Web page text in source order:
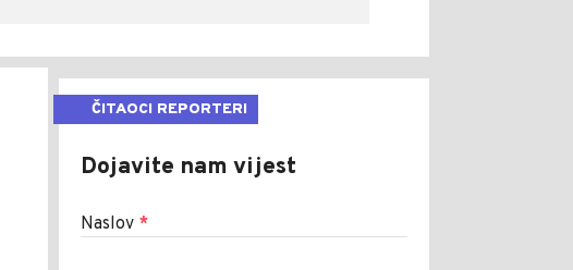
ČITAOCI REPORTERI
Dojavite nam vijest
Naslov *